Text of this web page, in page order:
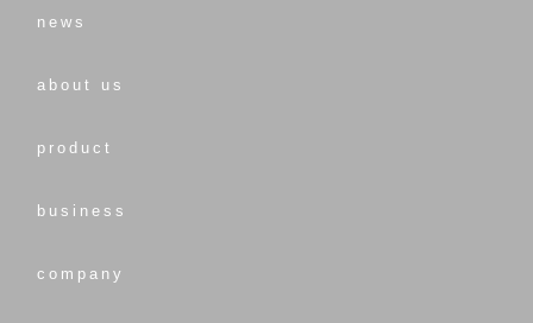
news
about us
product
business
company